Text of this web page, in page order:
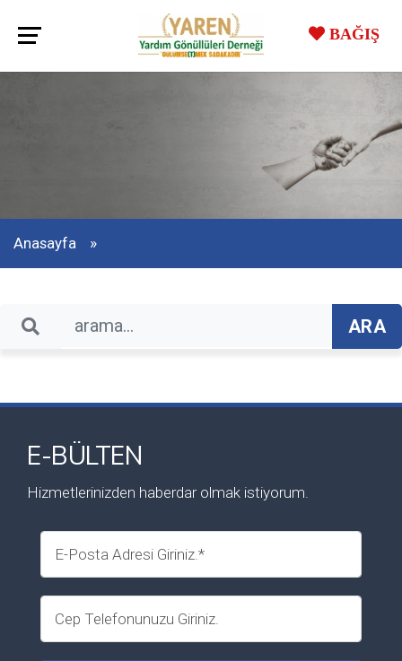
BAĞIŞ
Anasayfa
ARA
E-BÜLTEN
Hizmetlerinizden haberdar olmak istiyorum.